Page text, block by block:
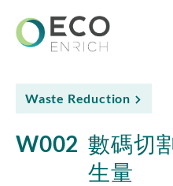
Waste Reduction
W002 數碼切
生量